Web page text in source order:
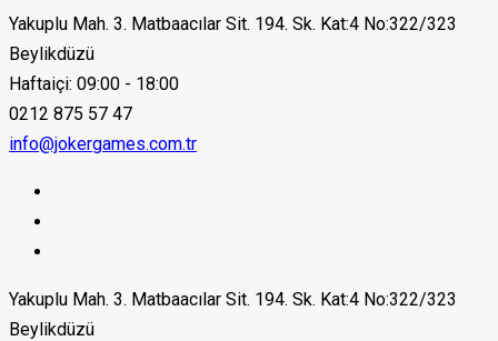
Yakuplu Mah. 3. Matbaacılar Sit. 194. Sk. Kat:4 No:322/323
Beylikdüzü
Haftaiçi: 09:00 - 18:00
0212 875 57 47
info@jokergames.com.tr
Yakuplu Mah. 3. Matbaacılar Sit. 194. Sk. Kat:4 No:322/323
Beylikdüzü